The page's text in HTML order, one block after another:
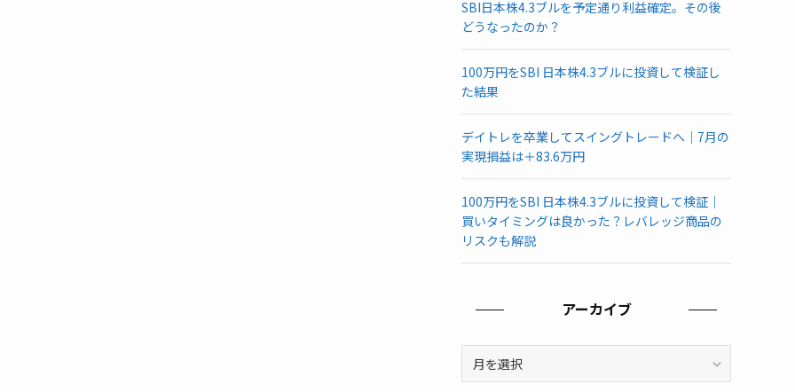
SBI日本株4.3ブルを予定通り利益確定。その後
どうなったのか？
100万円をSBI 日本株4.3ブルに投資して検証し
た結果
デイトレを卒業してスイングトレードへ｜7月の
実現損益は＋83.6万円
100万円をSBI 日本株4.3ブルに投資して検証｜
買いタイミングは良かった？レバレッジ商品の
リスクも解説
アーカイブ